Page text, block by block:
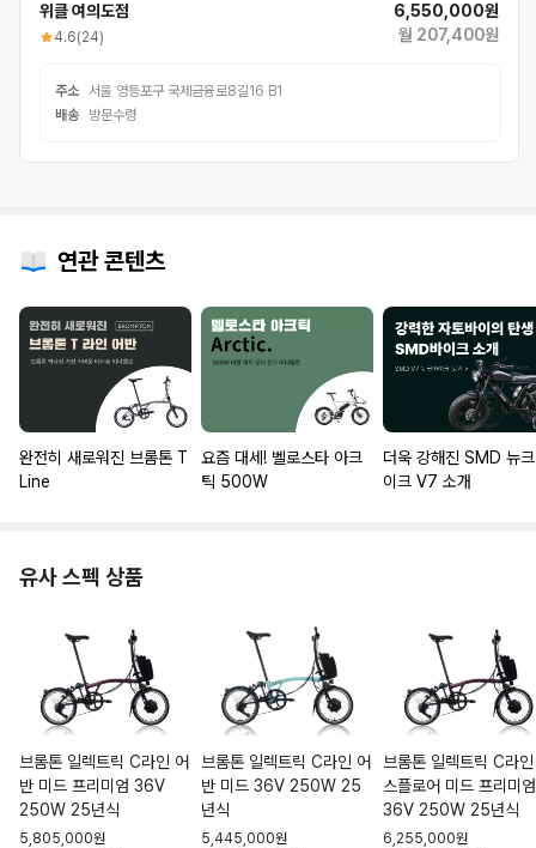
위클 여의도점
4.6(24)
6,550,000원
월 207,400원
주소 서울 영등포구 국제금융로8길16 B1
배송
방문수령
연관 콘텐츠
완전히 새로워진 브롬톤 T
Line
요즘 대세! 벨로스타 아크
틱 500W
더욱 강해진 SMD 뉴
이크 V7 소개
유사 스펙 상품
브롬톤 일렉트릭 C라인 어
반 미드 프리미엄 36V
250W 25년식
5,805,000원
브롬톤 일렉트릭 C라인 어
반 미드 36V 250W 25
년식
5,445,000원
브롬톤 일렉트릭 C라
스플로어 미드 프리미엄
36V 250W 25년식
6,255,000원